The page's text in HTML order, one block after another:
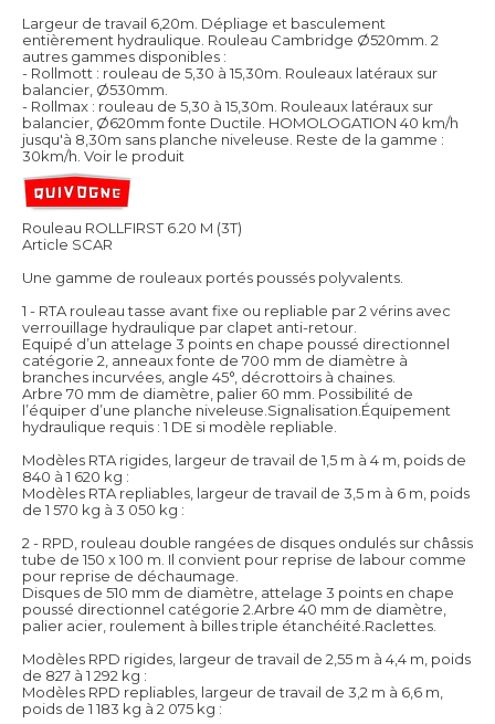
Largeur de travail 6,20m. Dépliage et basculement
entièrement hydraulique. Rouleau Cambridge Ø520mm. 2
autres gammes disponibles :
- Rollmott : rouleau de 5,30 à 15,30m. Rouleaux latéraux sur
balancier, Ø530mm.
- Rollmax : rouleau de 5,30 à 15,30m. Rouleaux latéraux sur
balancier, Ø620mm fonte Ductile. HOMOLOGATION 40 km/h
jusqu'à 8,30m sans planche niveleuse. Reste de la gamme :
30km/h. Voir le produit
Rouleau ROLLFIRST 6.20 M (3T)
Article SCAR
Une gamme de rouleaux portés poussés polyvalents.
1 - RTA rouleau tasse avant fixe ou repliable par 2 vérins avec
verrouillage hydraulique par clapet anti-retour.
Equipé d’un attelage 3 points en chape poussé directionnel
catégorie 2, anneaux fonte de 700 mm de diamètre à
branches incurvées, angle 45°, décrottoirs à chaines.
Arbre 70 mm de diamètre, palier 60 mm. Possibilité de
l’équiper d’une planche niveleuse.Signalisation.Équipement
hydraulique requis : 1 DE si modèle repliable.
Modèles RTA rigides, largeur de travail de 1,5 m à 4 m, poids de
840 à 1 620 kg :
Modèles RTA repliables, largeur de travail de 3,5 m à 6 m, poids
de 1 570 kg à 3 050 kg :
2 - RPD, rouleau double rangées de disques ondulés sur châssis
tube de 150 x 100 m. Il convient pour reprise de labour comme
pour reprise de déchaumage.
Disques de 510 mm de diamètre, attelage 3 points en chape
poussé directionnel catégorie 2.Arbre 40 mm de diamètre,
palier acier, roulement à billes triple étanchéité.Raclettes.
Modèles RPD rigides, largeur de travail de 2,55 m à 4,4 m, poids
de 827 à 1 292 kg :
Modèles RPD repliables, largeur de travail de 3,2 m à 6,6 m,
poids de 1 183 kg à 2 075 kg :